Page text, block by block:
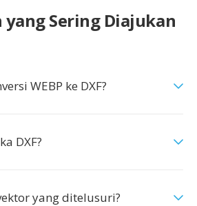
yang Sering Diajukan
WEBP ke DXF?
DXF?
yang ditelusuri?